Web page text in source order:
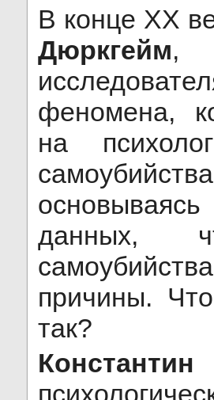
В конце XX
Дюркгейм,
феномена,
на
данных,
причины.
так?